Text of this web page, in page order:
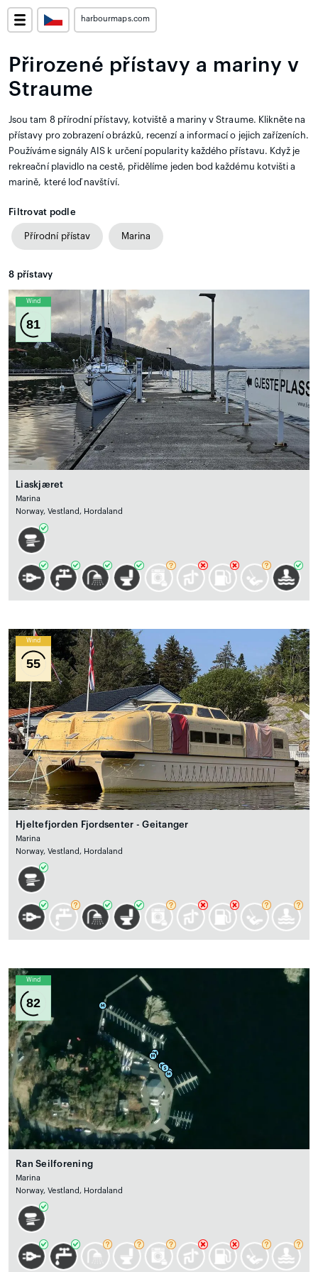
harbourmaps.com
Přirozené přístavy a mariny v
Straume
Jsou tam 8 přírodní přístavy, kotviště a mariny v Straume. Klikněte na
přístavy pro zobrazení obrázků, recenzí a informací o jejich zařízeních.
Používáme signály AIS k určení popularity každého přístavu. Když je
rekreační plavidlo na cestě, přidělíme jeden bod každému kotvišti a
marině, které loď navštíví.
Filtrovat podle
Přírodní přístav Marina
8 přístavy
Wind
81
Liaskjæret
Marina
Norway, Vestland, Hordaland
Wind
55
Hjeltefjorden Fjordsenter - Geitanger
Marina
Norway, Vestland, Hordaland
Wind
82
Ran Seilforening
Marina
Norway, Vestland, Hordaland